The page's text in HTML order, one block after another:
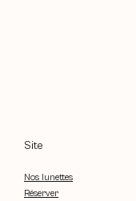
Site
Nos lunettes
Réserver